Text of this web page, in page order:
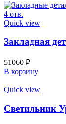
Quick view
Закладная
51060 ₽
В корзину
Quick view
Светильник